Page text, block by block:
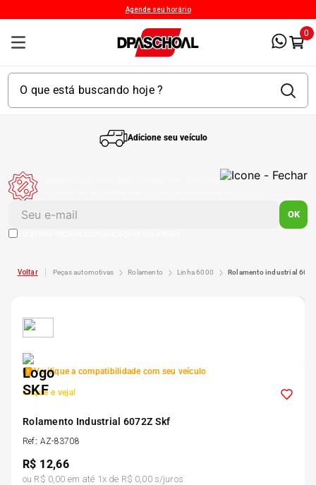
Agende seu horário
0
Adicione seu veículo
Economize em sua primeira compra!
OK
peças automotivas rolamento linha 6000 rolamento industrial
Verifique a compatibilidade com seu veículo
Clique e veja!
Rolamento Industrial 6072Z Skf
Ref: AZ-83708
R$ 12,66
ou R$ 0,00 em até 1x de R$ 0,00s/juros
2 º Kit Pneu
5º
6º
7º 185 65r15
8 º 185 60r15